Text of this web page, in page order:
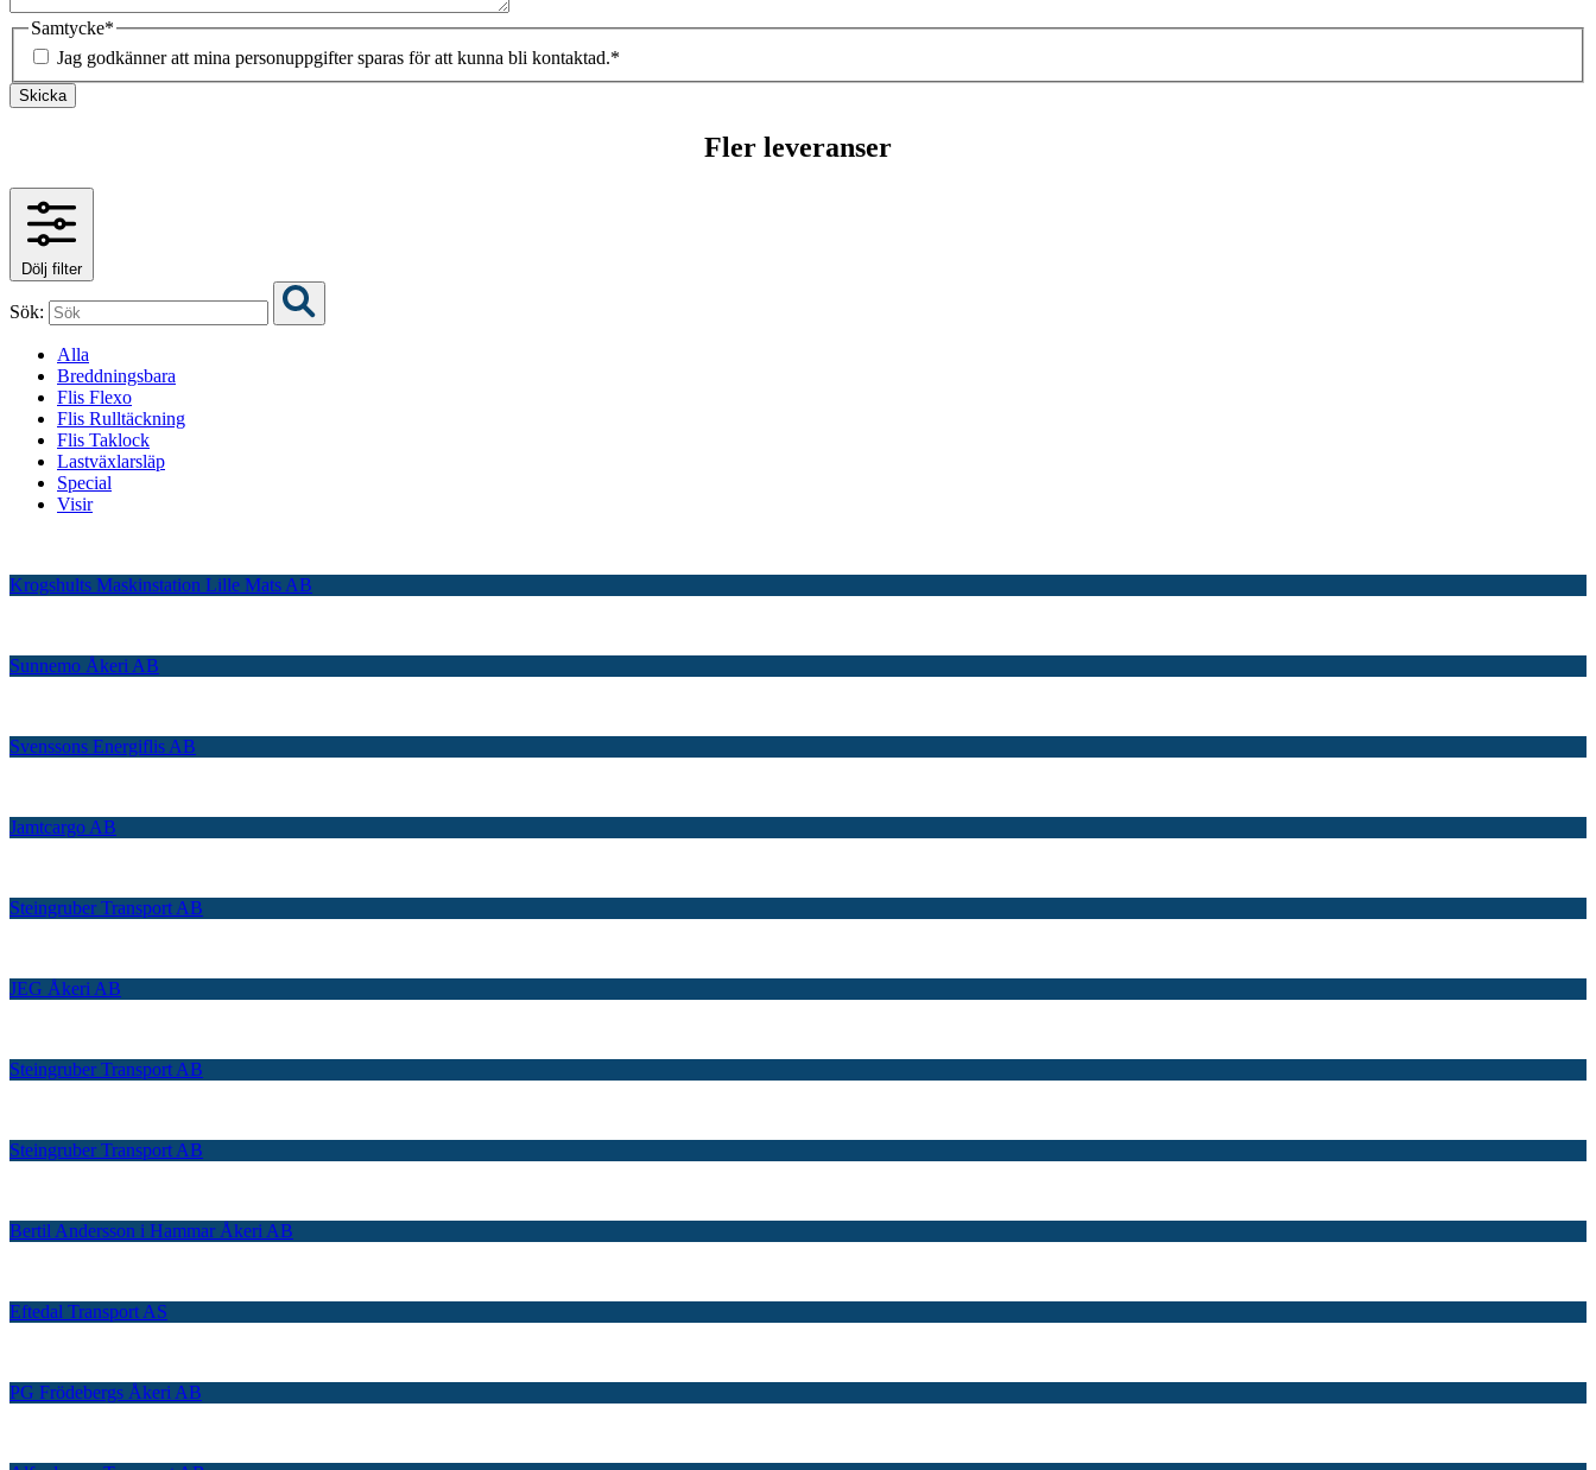
Samtycke*
Jag godkänner att mina personuppgifter sparas för att kunna bli kontaktad.*
Skicka
Fler leveranser
Dölj filter
Sök:
Alla
Breddningsbara
Flis Flexo
Flis Rulltäckning
Flis Taklock
Lastväxlarsläp
Special
Visir
Krogshults Maskinstation Lille Mats AB
Sunnemo Åkeri AB
Svenssons Energiflis AB
Jamtcargo AB
Steingruber Transport AB
JEG Åkeri AB
Steingruber Transport AB
Steingruber Transport AB
Bertil Andersson i Hammar Åkeri AB
Eftedal Transport AS
PG Frödebergs Åkeri AB